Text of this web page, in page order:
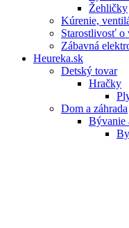
Žehličky
Kúrenie,
Starostlivosť o
Zábavná
Heureka.sk
Detský tovar
Hračky
Dom a záhrada
Bývanie